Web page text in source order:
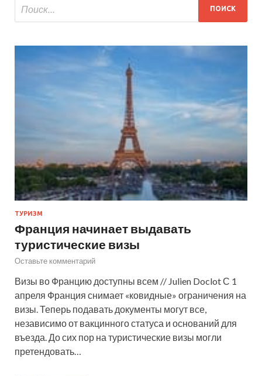
ТУРИЗМ
Франция начинает выдавать
туристические визы
Оставьте комментарий
Визы во Францию доступны всем // Julien Doclot С 1
апреля Франция снимает «ковидные» ограничения на
визы. Теперь подавать документы могут все,
независимо от вакцинного статуса и оснований для
въезда. До сих пор на туристические визы могли
претендовать…